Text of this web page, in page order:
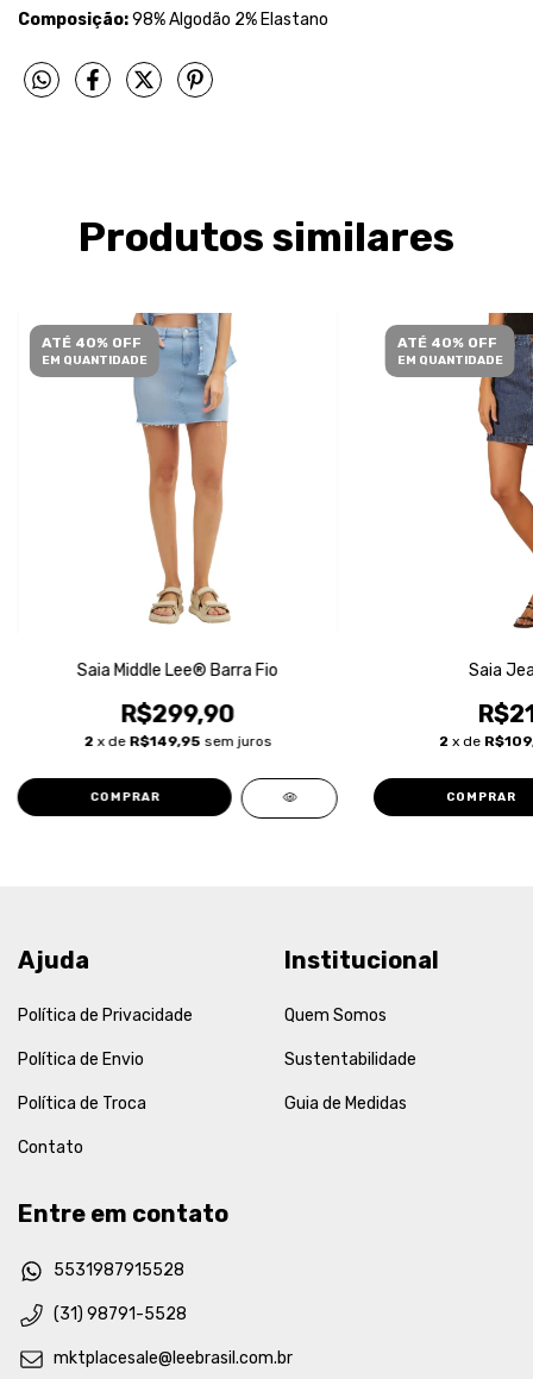
Composição:98% Algodão 2% Elastano
Produtos similares
ATÉ 40% OFF
EM QUANTIDADE
Saia Middle Lee® Barra Fio
R$299,90
2 x de R$149,95 sem juros
COMPRAR
ATÉ 40% OFF
EM QUANTIDADE
Saia
2 x de
COMPRAR
Ajuda
Política de Privacidade
Política de Envio
Política de Troca
Contato
Institucional
Quem Somos
Sustentabilidade
Guia de Medidas
Entre em contato
5531987915528
(31) 98791-5528
mktplacesale@leebrasil.com.br